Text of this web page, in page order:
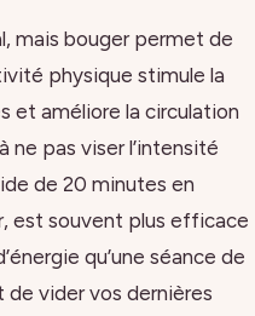
mais bouger permet de
physique stimule la
et améliore la circulation
ne pas viser l’intensité
de 20 minutes en
est souvent plus efficace
qu’une séance de
vider vos dernières